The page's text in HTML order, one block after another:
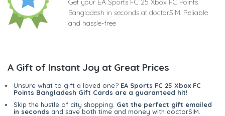
Get your EA Sports FC 25 Xbox FC Points
Bangladesh in seconds at doctorSIM. Reliable
and hassle-free
A Gift of Instant Joy at Great Prices
Unsure what to gift a loved one? EA Sports FC 25 Xbox FC
Points Bangladesh Gift Cards are a guaranteed hit!
Skip the hustle of city shopping. Get the perfect gift emailed
in seconds and save both time and money with doctorSIM.